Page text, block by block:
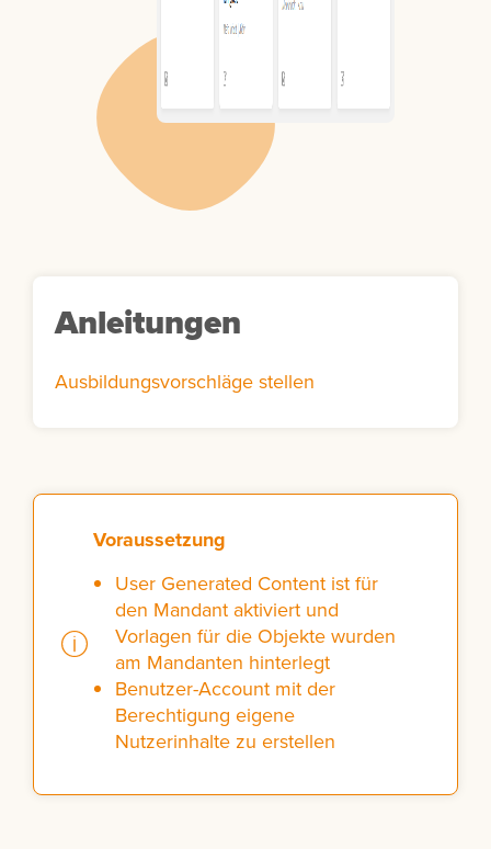
Anleitungen
Ausbildungsvorschläge stellen
Voraussetzung
User Generated Content ist für
den Mandant aktiviert und
Vorlagen für die Objekte wurden
am Mandanten hinterlegt
Benutzer-Account mit der
Berechtigung eigene
Nutzerinhalte zu erstellen